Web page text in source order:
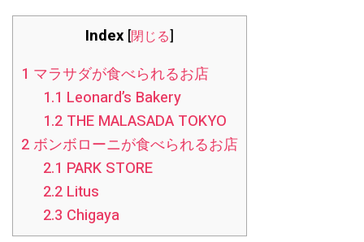
Index [閉じる]
1 マラサダが食べられるお店
1.1 Leonard’s Bakery
1.2 THE MALASADA TOKYO
2ボンボローニが食べられるお店
2.1 PARK STORE
2.2 Litus
2.3 Chigaya